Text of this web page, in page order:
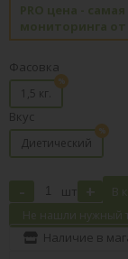
PRO цена -
мониторинга от
Фасовка
1,5 кг.
Вкус
Диетический
- шт + В
Не нашли нужный
Наличие в